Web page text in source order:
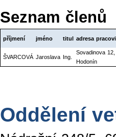
Seznam členů
příjmení jméno titul adresa
ŠVARCOVÁ Jaroslava Ing.
Sovadinova
Hodonín
Oddělení